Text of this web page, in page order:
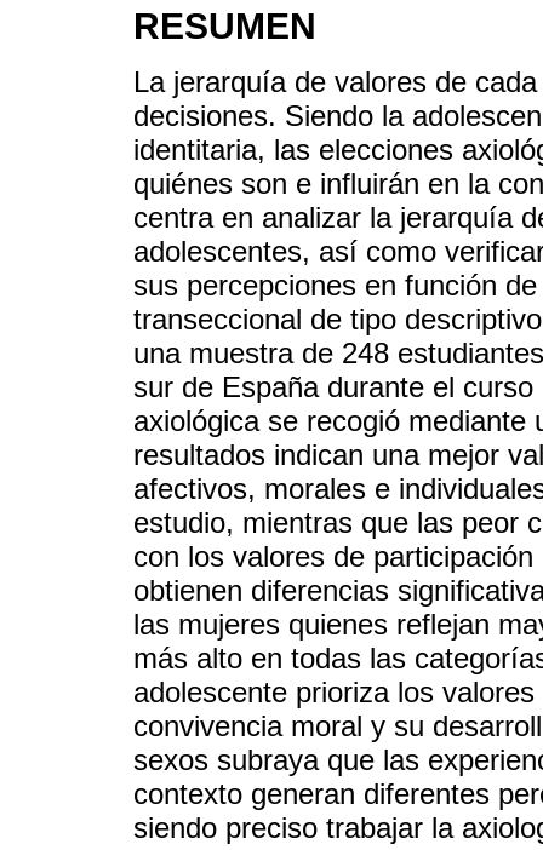
RESUMEN
La jerarquía de valores de
decisiones. Siendo la
identitaria, las elecciones
quiénes son e influirán en la
centra en analizar la jerarquía
adolescentes, así como
sus percepciones en función
transeccional de tipo
una muestra de 248
sur de España durante el
axiológica se recogió
resultados indican una mejor
afectivos, morales e
estudio, mientras que las peor
con los valores de
obtienen diferencias
las mujeres quienes reflejan
más alto en todas las
adolescente prioriza los
convivencia moral y su
sexos subraya que las
contexto generan diferentes
siendo preciso trabajar la